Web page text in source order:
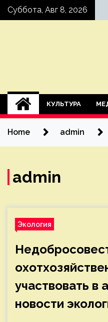
SkipСуббота, Авг 8, 2026
КУЛЬТУРА
Home admin
admin
Экология
участвовать в
новости